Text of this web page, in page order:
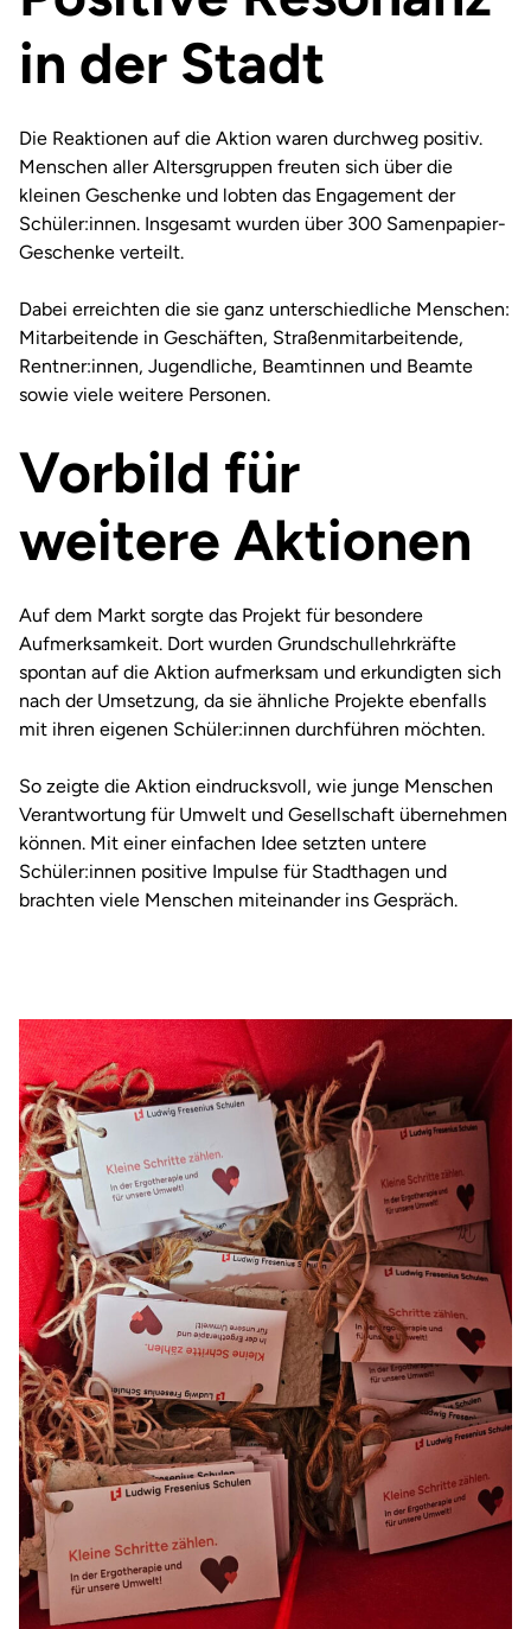
in der Stadt
Die Reaktionen auf die Aktion waren durchweg positiv.
Menschen aller Altersgruppen freuten sich über die
kleinen Geschenke und lobten das Engagement der
Schüler:innen. Insgesamt wurden über 300 Samenpapier-
Geschenke verteilt.
Dabei erreichten die sie ganz unterschiedliche Menschen:
Mitarbeitende in Geschäften, Straßenmitarbeitende,
Rentner:innen, Jugendliche, Beamtinnen und Beamte
sowie viele weitere Personen.
Vorbild für
weitere Aktionen
Auf dem Markt sorgte das Projekt für besondere
Aufmerksamkeit. Dort wurden Grundschullehrkräfte
spontan auf die Aktion aufmerksam und erkundigten sich
nach der Umsetzung, da sie ähnliche Projekte ebenfalls
mit ihren eigenen Schüler:innen durchführen möchten.
So zeigte die Aktion eindrucksvoll, wie junge Menschen
Verantwortung für Umwelt und Gesellschaft übernehmen
können. Mit einer einfachen Idee setzten untere
Schüler:innen positive Impulse für Stadthagen und
brachten viele Menschen miteinander ins Gespräch.